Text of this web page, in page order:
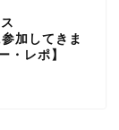
加してきま
・レポ】